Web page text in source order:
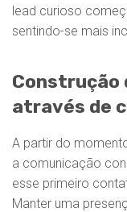
lead curioso
sentindo-se mais
Construção
através de
A partir do
a comunicação
esse primeiro
Manter uma